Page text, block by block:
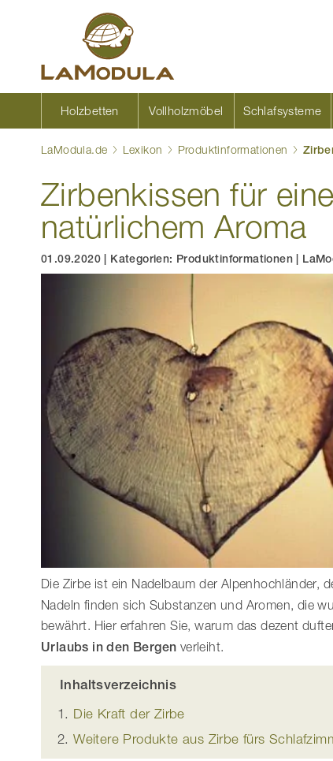
Inhalt
Holzbetten Vollholzmöbel Schlafsysteme
LaModula.de Lexikon Produktinformationen
Zirbenkissen für
natürlichem Aroma
01.09.2020 Kategorien: Produktinformationen
Die Zirbe ist ein Nadelbaum der Alpenhochländer,
Nadeln finden sich Substanzen und Aromen, die
bewährt. Hier erfahren Sie, warum das dezent
Urlaubs in den Bergen verleiht.
Inhaltsverzeichnis
Die Kraft der Zirbe
Weitere Produkte aus Zirbe fürs